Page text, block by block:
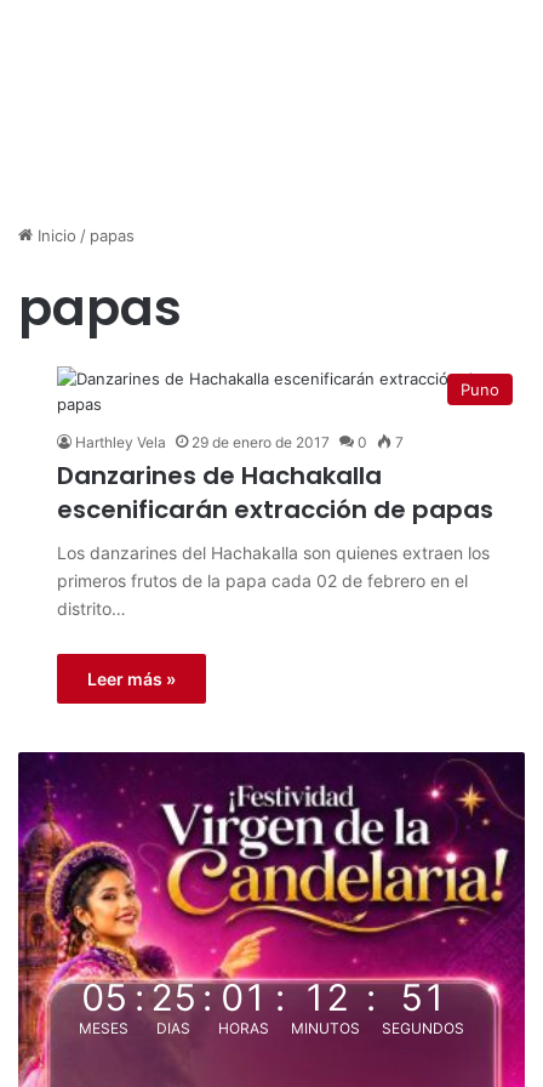
Inicio / papas
papas
Puno
Harthley Vela 29 de enero de 2017 0 7
Danzarines de Hachakalla
escenificarán extracción de papas
Los danzarines del Hachakalla son quienes extraen los
primeros frutos de la papa cada 02 de febrero en el
distrito…
Leer más »
05
MESES
:25
DIAS
:01
HORAS
: 12
MINUTOS
: 51
SEGUNDOS